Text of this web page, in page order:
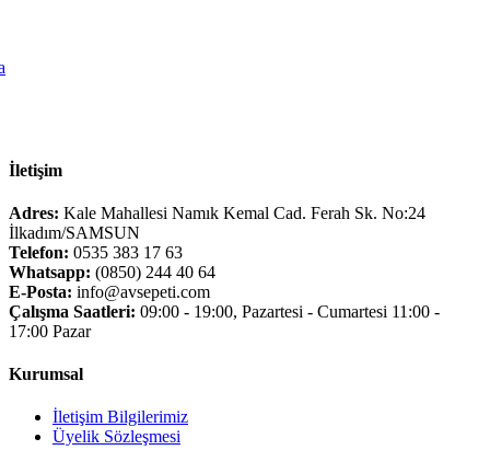
İletişim
Adres: Kale Mahallesi Namık Kemal Cad. Ferah Sk. No:24
İlkadım/SAMSUN
Telefon: 0535 383 17 63
Whatsapp: (0850) 244 40 64
E-Posta: info@avsepeti.com
Çalışma Saatleri: 09:00 - 19:00, Pazartesi - Cumartesi 11:00 -
17:00 Pazar
Kurumsal
İletişim Bilgilerimiz
Üyelik Sözleşmesi